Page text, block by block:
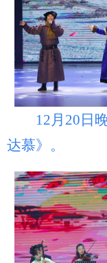
12月20日晚
达慕》。